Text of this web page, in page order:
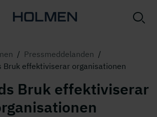
/ Pressmeddelanden /
Bruk effektiviserar organisationen
Bruk effektiviserar